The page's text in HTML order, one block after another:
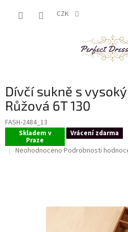
CZK
Dívčí sukně s
Růžová 6T 130
FASH-2484_13
Skladem v
Praze
Vrácení zdarma
Průměrné
Neohodnoceno Podrobnosti